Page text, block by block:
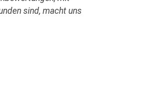
sind, macht uns